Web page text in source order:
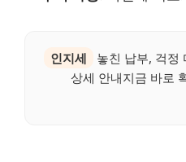
인지세
놓친 납부, 걱정
상세 안내지금 바로